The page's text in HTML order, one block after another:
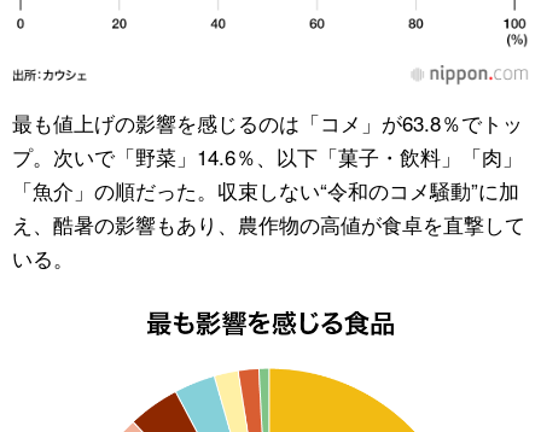
最も値上げの影響を感じるのは「コメ」が63.8％でトッ
プ。次いで「野菜」14.6％、以下「菓子・飲料」「肉」
「魚介」の順だった。収束しない“令和のコメ騒動”に加
え、酷暑の影響もあり、農作物の高値が食卓を直撃して
いる。